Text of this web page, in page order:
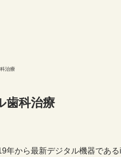
治療
歯科治療
年から最新デジタル機器である